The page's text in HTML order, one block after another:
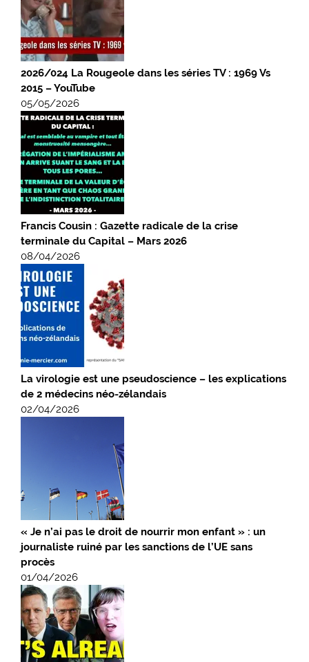
2026/024 La Rougeole dans les séries TV : 1969 Vs
2015 – YouTube
05/05/2026
Francis Cousin : Gazette radicale de la crise
terminale du Capital – Mars 2026
08/04/2026
La virologie est une pseudoscience – les explications
de 2 médecins néo-zélandais
02/04/2026
« Je n’ai pas le droit de nourrir mon enfant » : un
journaliste ruiné par les sanctions de l’UE sans
procès
01/04/2026